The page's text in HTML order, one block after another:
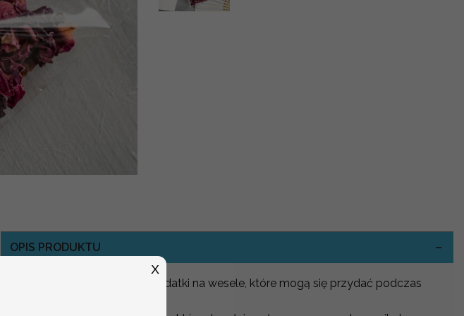
OPIS PRODUKTU
W tym miejscu znajdziesz dodatki na wesele, które mogą się przydać podczas
X